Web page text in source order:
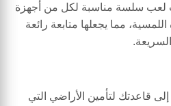
لعب سلسة مناسبة لكل من أجهزة
اللمسية، مما يجعلها متابعة رائعة
إلى قاعدتك لتأمين الأراضي التي